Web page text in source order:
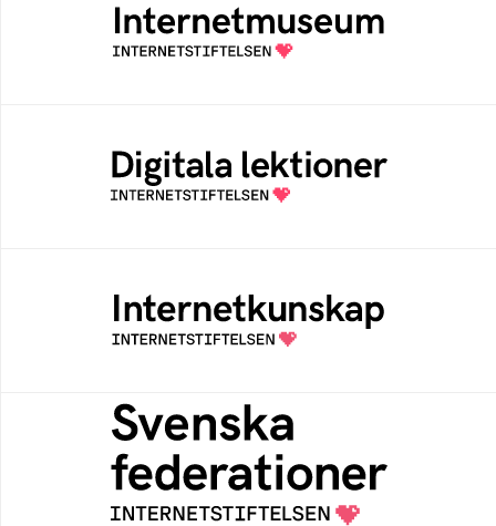
Ett digitalt museum som byggts, och kureras
av Internetstiftelsen
Öppen digital lärresurs med färdiga lektioner
för alla stadier i grundskolan
Samlad kunskap som hjälper dig att bli en
säker och medveten internetanvändare
Svenska federationer
Grunden för medlemskap i en sektors- eller
kontextspecifik federation